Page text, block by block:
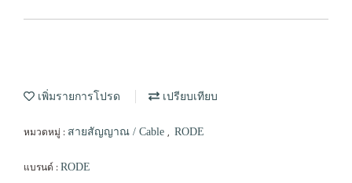
เพิ่มรายการโปรด เปรียบเทียบ
หมวดหมู่ : สายสัญญาณ / Cable , RODE
แบรนด์ : RODE